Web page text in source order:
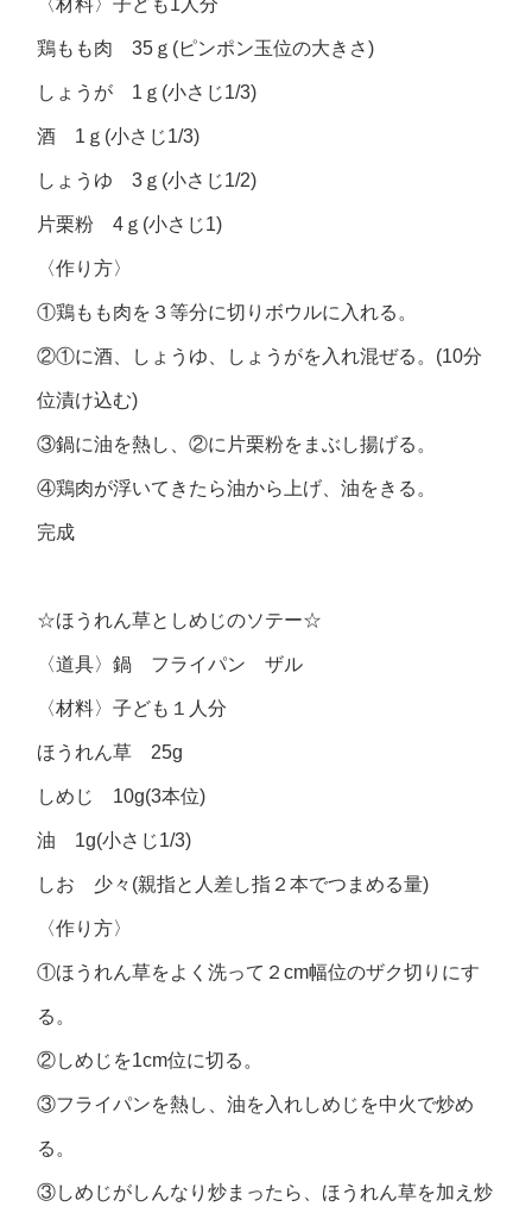
〈材料〉子ども1人分
鶏もも肉 35ｇ(ピンポン玉位の大きさ)
しょうが 1ｇ(小さじ1/3)
酒 1ｇ(小さじ1/3)
しょうゆ 3ｇ(小さじ1/2)
片栗粉 4ｇ(小さじ1)
〈作り方〉
①鶏もも肉を３等分に切りボウルに入れる。
②①に酒、しょうゆ、しょうがを入れ混ぜる。(10分
位漬け込む)
③鍋に油を熱し、②に片栗粉をまぶし揚げる。
④鶏肉が浮いてきたら油から上げ、油をきる。
完成
☆ほうれん草としめじのソテー☆
〈道具〉鍋 フライパン ザル
〈材料〉子ども１人分
ほうれん草 25g
しめじ 10g(3本位)
油 1g(小さじ1/3)
しお 少々(親指と人差し指２本でつまめる量)
〈作り方〉
①ほうれん草をよく洗って２cm幅位のザク切りにす
る。
②しめじを1cm位に切る。
③フライパンを熱し、油を入れしめじを中火で炒め
る。
③しめじがしんなり炒まったら、ほうれん草を加え炒